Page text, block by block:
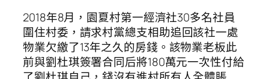
2018年8月，園夏村第一經濟社30多名社員
圍住村委，請求村黨總支相助追回該社一處
物業欠繳了13年之久的房錢。該物業老板此
前與劉杜琪簽署合同后將180萬元一次性付給